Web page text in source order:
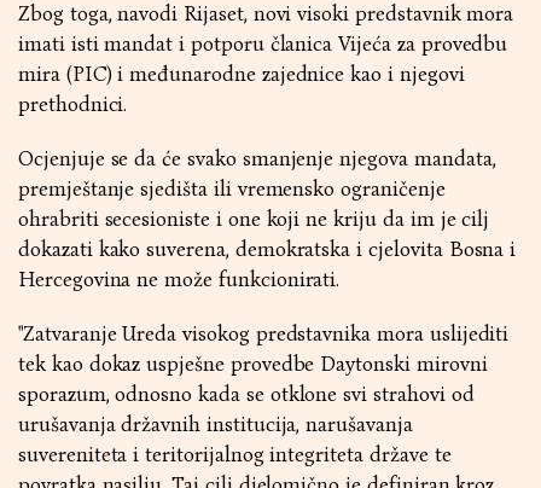
Zbog toga, navodi Rijaset, novi visoki predstavnik mora
imati isti mandat i potporu članica Vijeća za provedbu
mira (PIC) i međunarodne zajednice kao i njegovi
prethodnici.
Ocjenjuje se da će svako smanjenje njegova mandata,
premještanje sjedišta ili vremensko ograničenje
ohrabriti secesioniste i one koji ne kriju da im je cilj
dokazati kako suverena, demokratska i cjelovita Bosna i
Hercegovina ne može funkcionirati.
"Zatvaranje Ureda visokog predstavnika mora uslijediti
tek kao dokaz uspješne provedbe Daytonski mirovni
sporazum, odnosno kada se otklone svi strahovi od
urušavanja državnih institucija, narušavanja
suvereniteta i teritorijalnog integriteta države te